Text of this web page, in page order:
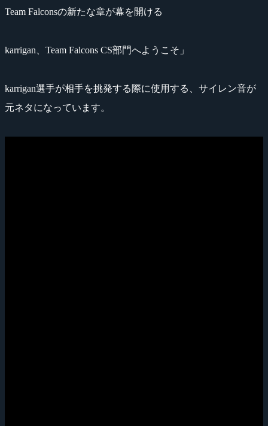
Team Falconsの新たな章が幕を開ける
karrigan、Team Falcons CS部門へようこそ」
karrigan選手が相手を挑発する際に使用する、サイレン音が
元ネタになっています。